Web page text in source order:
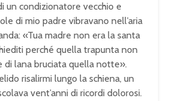
un condizionatore vecchio e
di mio padre vibravano nell’aria
«Tua madre non era la santa
perché quella trapunta non
di lana bruciata quella notte».
risalirmi lungo la schiena, un
vent’anni di ricordi dolorosi.